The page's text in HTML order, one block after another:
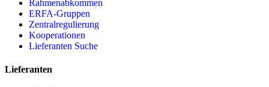
Rahmenabkommen
ERFA-Gruppen
Zentralregulierung
Kooperationen
Lieferanten Suche
Lieferanten